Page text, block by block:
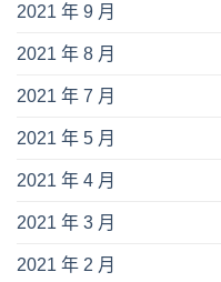
2021 年 9 月
2021 年 8 月
2021 年 7 月
2021 年 5 月
2021 年 4 月
2021 年 3 月
2021 年 2 月